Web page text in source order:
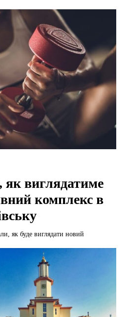
як виглядатиме
комплекс в
як буде виглядати новий